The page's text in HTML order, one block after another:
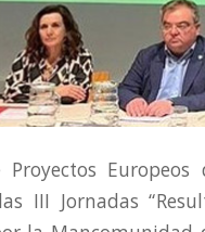
III Jornadas